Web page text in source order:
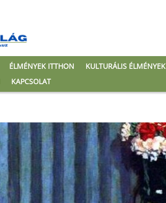
ÉLMÉNYEK ITTHON KULTURÁLIS ÉLMÉNYEK
KAPCSOLAT